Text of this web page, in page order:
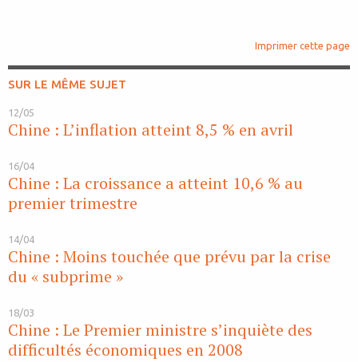
Imprimer cette page
SUR LE MÊME SUJET
12/05
Chine : L’inflation atteint 8,5 % en avril
16/04
Chine : La croissance a atteint 10,6 % au
premier trimestre
14/04
Chine : Moins touchée que prévu par la crise
du « subprime »
18/03
Chine : Le Premier ministre s’inquiète des
difficultés économiques en 2008